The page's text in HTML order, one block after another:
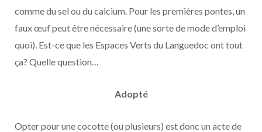
comme du sel ou du calcium. Pour les premières pontes, un
faux œuf peut être nécessaire (une sorte de mode d’emploi
quoi). Est-ce que les Espaces Verts du Languedoc ont tout
ça? Quelle question…
Adopté
Opter pour une cocotte (ou plusieurs) est donc un acte de